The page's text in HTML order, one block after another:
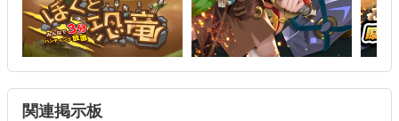
■推奨環境
推奨ブラウザ：Safari / Chrome / Edge / Firefox 最新バージョンに
て動作検証済み
関連掲示板